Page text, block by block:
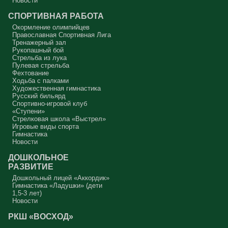
СПОРТИВНАЯ РАБОТА
Окормление олимпийцев
Православная Спортивная Лига
Тренажерный зал
Рукопашный бой
Стрельба из лука
Пулевая стрельба
Фехтование
Ходьба с палками
Художественная гимнастика
Русский бильярд
Спортивно-игровой клуб
«Ступени»
Стрелковая школа «Выстрел»
Игровые виды спорта
Гимнастика
Новости
ДОШКОЛЬНОЕ
РАЗВИТИЕ
Дошкольный лицей «Аккордик»
Гимнастика «Ладушки» (дети
1,5-3 лет)
Новости
РКШ «ВОСХОД»